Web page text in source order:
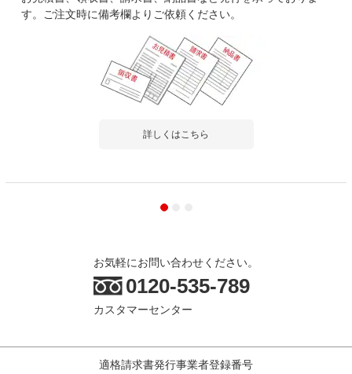
す。ご注文時に備考欄よりご依頼ください。
詳しくはこちら
お気軽にお問い合わせください。
0120-535-789
カスタマーセンター
適格請求書発行事業者登録番号